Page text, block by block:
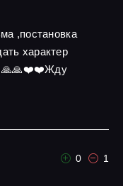
,постановка
характер
🙏🙏❤️❤️Жду
0 1